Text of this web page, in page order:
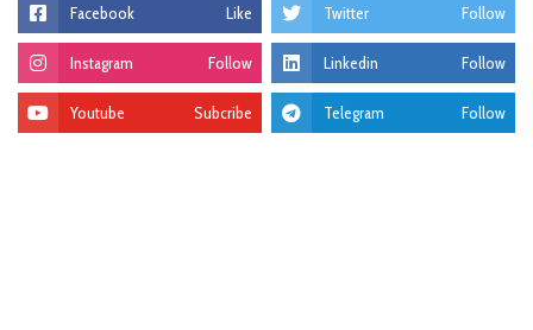
Facebook Like Twitter Follow
Instagram Follow Linkedin Follow
Youtube Subcribe Telegram Follow